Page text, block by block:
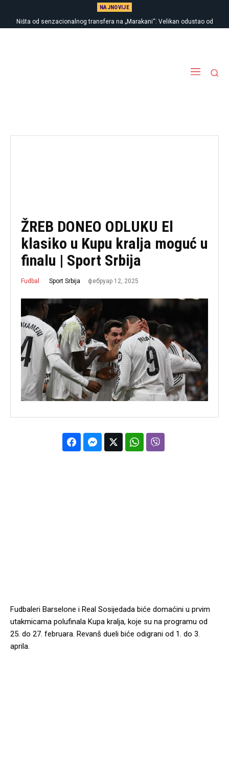
NAJNOVIJE
Ništa od senzacionalnog transfera na „Marakani“: Velikan odustao od
kupovine Vasilija Kostova
ŽREB DONEO ODLUKU El
klasiko u Kupu kralja moguć u
finalu | Sport Srbija
Fudbal Sport Srbija фебруар 12, 2025
Fudbaleri Barselone i Real Sosijedada biće domaćini u prvim
utakmicama polufinala Kupa kralja, koje su na programu od
25. do 27. februara. Revanš dueli biće odigrani od 1. do 3.
aprila.